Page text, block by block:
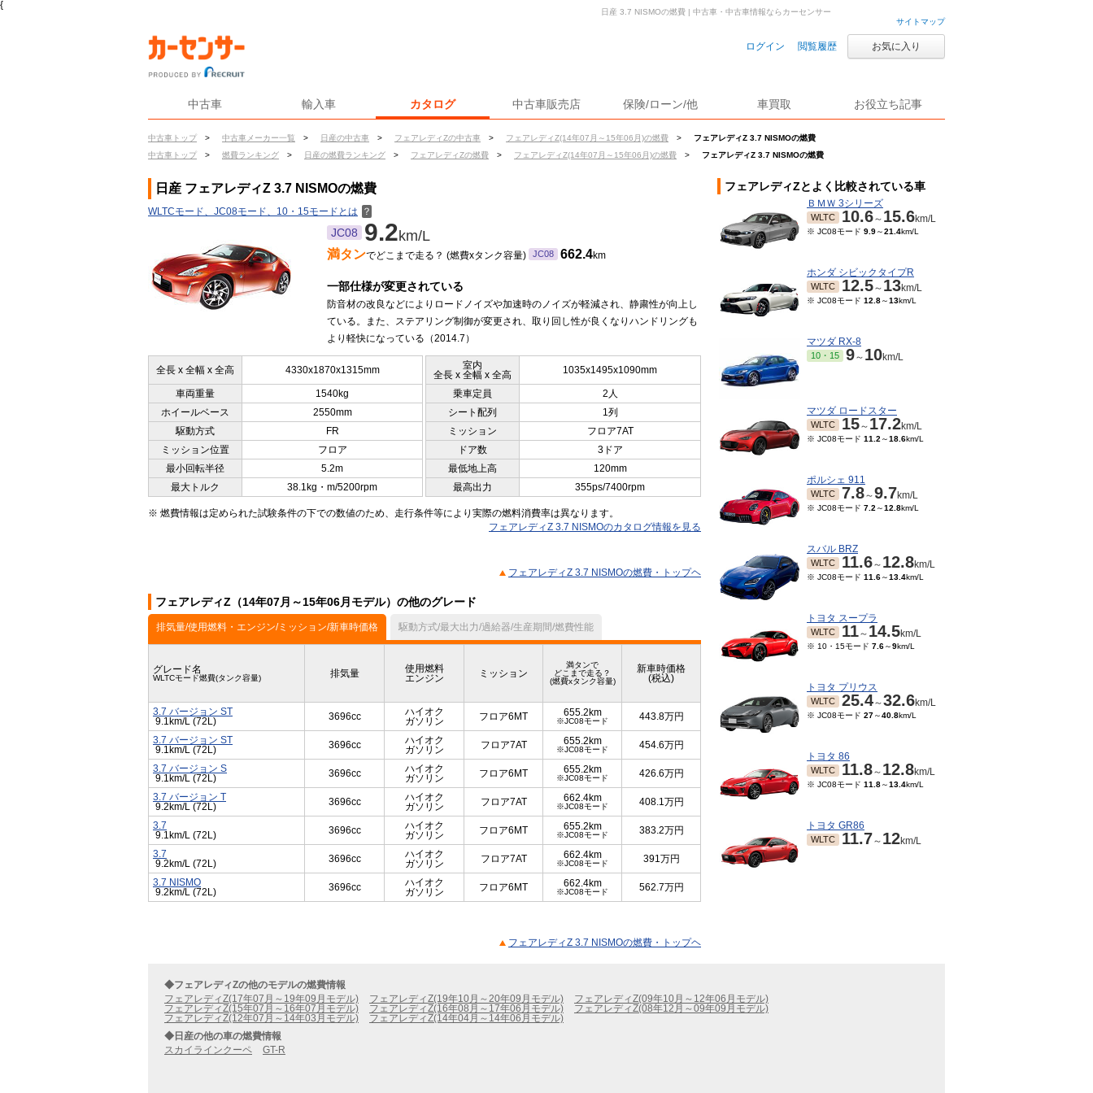
{
サイトマップ
ログイン 閲覧履歴 お気に入り
中古車 輸入車 カタログ 中古車販売店 保険/ローン/他 車買取 お役立ち記事
中古車トップ > 中古車メーカー一覧 > 日産の中古車 > フェアレディZの中古車 > フェアレディZ(14年07月～15年06月)の燃費 >
フェアレディZ 3.7 NISMOの燃費
中古車トップ
> 燃費ランキング > 日産の燃費ランキング > フェアレディZの燃費 > フェアレディZ(14年07月～15年06月)の燃費 > フェアレディZ 3.7 NISMOの燃費
日産 3.7 NISMOの燃費 | 中古車・中古車情報ならカーセンサー
日産 フェアレディZ 3.7 NISMOの燃費
WLTCモード、JC08モード、10・15モードとは ？
JC08 9.2km/L
満タンでどこまで走る？ (燃費xタンク容量) JC08 662.4km
一部仕様が変更されている
防音材の改良などによりロードノイズや加速時のノイズが軽減され、静粛性が向上し
ている。また、ステアリング制御が変更され、取り回し性が良くなりハンドリングも
より軽快になっている（2014.7）
全長 x 全幅 x 全高 4330x1870x1315mm
室内
全長 x 全幅 x 全高
1035x1495x1090mm
車両重量 1540kg 乗車定員
2人
ホイールベース
2550mm シート配列
1列
駆動方式
FR ミッション
フロア7AT
ミッション位置
フロア ドア数
3ドア
最小回転半径
5.2m 最低地上高
120mm
最大トルク
38.1kg・m/5200rpm 最高出力 355ps/7400rpm
※ 燃費情報は定められた試験条件の下での数値のため、走行条件等により実際の燃料消費率は異なります。
フェアレディZ 3.7 NISMOのカタログ情報を見る
フェアレディZ 3.7 NISMOの燃費・トップヘ
フェアレディZ（14年07月～15年06月モデル）の他のグレード
排気量/使用燃料・エンジン/ミッション/新車時価格 駆動方式/最大出力/過給器/生産期間/燃費性能
グレード名
WLTCモード燃費(タンク容量) 排気量
使用燃料
エンジン
ミッション
満タンで
どこまで走る？
(燃費xタンク容量)
新車時価格
(税込)
3.7 バージョン ST
9.1km/L (72L)
3696cc
ハイオク
ガソリン
フロア6MT 655.2km
※JC08モード 443.8万円
3.7 バージョン ST
9.1km/L (72L)
3696cc
ハイオク
ガソリン
フロア7AT 655.2km
※JC08モード 454.6万円
3.7 バージョン S
9.1km/L (72L)
3696cc
ハイオク
ガソリン
フロア6MT 655.2km
※JC08モード 426.6万円
3.7 バージョン T
9.2km/L (72L)
3696cc
ハイオク
ガソリン
フロア7AT 662.4km
※JC08モード 408.1万円
3.7
9.1km/L (72L)
3696cc
ハイオク
ガソリン
フロア6MT 655.2km
※JC08モード 383.2万円
3.7
9.2km/L (72L)
3696cc
ハイオク
ガソリン
フロア7AT 662.4km
※JC08モード 391万円
3.7 NISMO
9.2km/L (72L)
3696cc
ハイオク
ガソリン
フロア6MT 662.4km
※JC08モード 562.7万円
フェアレディZ 3.7 NISMOの燃費・トップヘ
フェアレディZとよく比較されている車
ＢＭＷ 3シリーズ
WLTC 10.6～ 15.6km/L
※ JC08モード 9.9～21.4km/L
ホンダ シビックタイプR
WLTC 12.5～ 13km/L
※ JC08モード 12.8～13km/L
マツダ RX-8
10・15 9～ 10km/L
マツダ ロードスター
WLTC 15～ 17.2km/L
※ JC08モード 11.2 ～18.6km/L
ポルシェ 911
WLTC 7.8～9.7km/L
※ JC08モード 7.2 ～12.8km/L
スバル BRZ
WLTC 11.6～ 12.8km/L
※ JC08モード 11.6～13.4km/L
トヨタ スープラ
WLTC 11～ 14.5km/L
※ 10・15モード 7.6～9km/L
トヨタ プリウス
WLTC 25.4～32.6km/L
※ JC08モード 27～40.8km/L
トヨタ 86
WLTC 11.8～ 12.8km/L
※ JC08モード 11.8～13.4km/L
トヨタ GR86
WLTC 11.7～ 12km/L
◆フェアレディZの他のモデルの燃費情報
フェアレディZ(17年07月～19年09月モデル)
フェアレディZ(19年10月～20年09月モデル)
フェアレディZ(09年10月～12年06月モデル)
フェアレディZ(15年07月～16年07月モデル)
フェアレディZ(16年08月～17年06月モデル)
フェアレディZ(08年12月～09年09月モデル)
フェアレディZ(12年07月～14年03月モデル)
フェアレディZ(14年04月～14年06月モデル)
◆日産の他の車の燃費情報
スカイラインクーペ
GT-R